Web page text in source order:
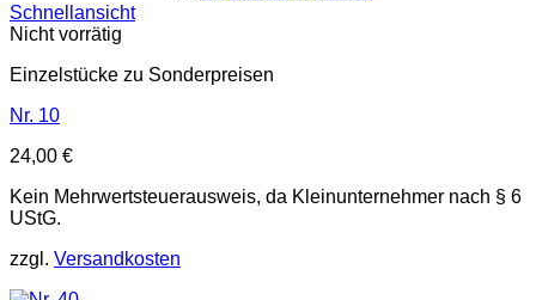
Schnellansicht
Nicht vorrätig
Einzelstücke zu Sonderpreisen
Nr. 10
24,00 €
Kein Mehrwertsteuerausweis, da Kleinunternehmer nach § 6
UStG.
zzgl. Versandkosten